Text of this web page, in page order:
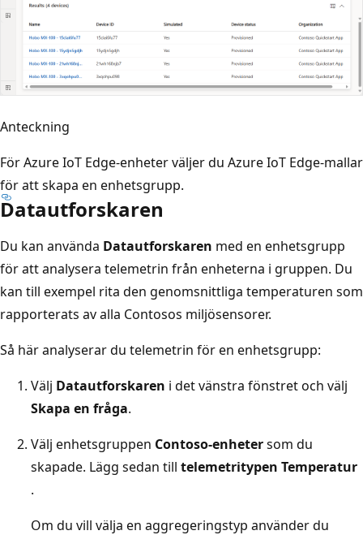
Anteckning
För Azure IoT Edge-enheter väljer du Azure IoT Edge-mallar
för att skapa en enhetsgrupp.
Datautforskaren
Du kan använda Datautforskaren med en enhetsgrupp
för att analysera telemetrin från enheterna i gruppen. Du
kan till exempel rita den genomsnittliga temperaturen som
rapporterats av alla Contosos miljösensorer.
Så här analyserar du telemetrin för en enhetsgrupp:
Välj Datautforskaren i det vänstra fönstret och välj
Skapa en fråga.
Välj enhetsgruppen Contoso-enhetersom du
skapade. Lägg sedan till telemetritypen Temperatur
.
Om du vill välja en aggregeringstyp använder du